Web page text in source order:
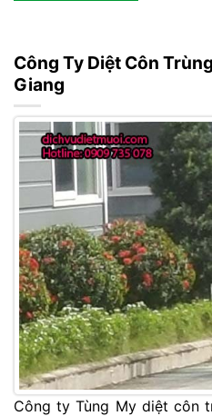
Công Ty Diệt Côn
Giang
Công ty Tùng My diệt côn